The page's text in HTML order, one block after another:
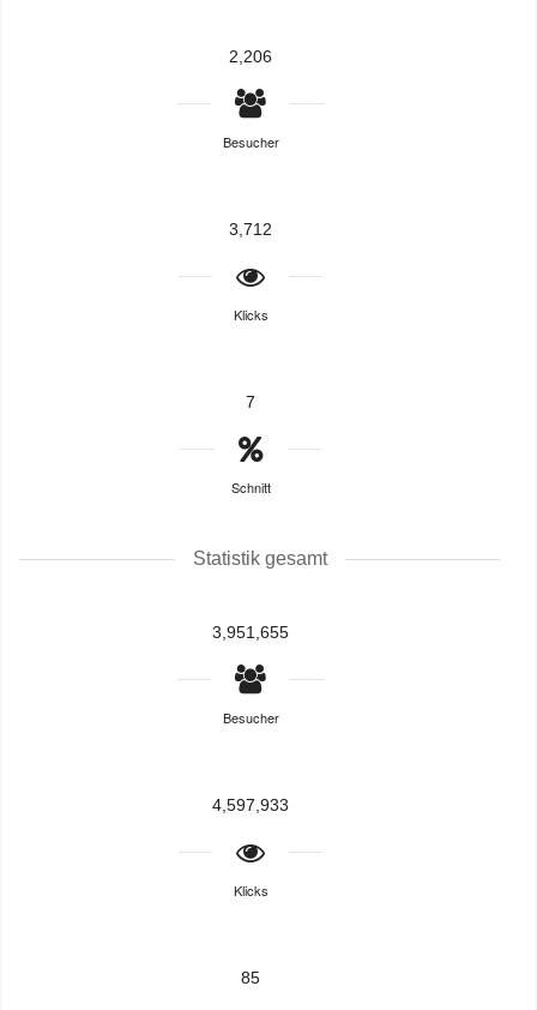
2,206
Besucher
3,712
Klicks
7
Schnitt
Statistik gesamt
3,951,655
Besucher
4,597,933
Klicks
85